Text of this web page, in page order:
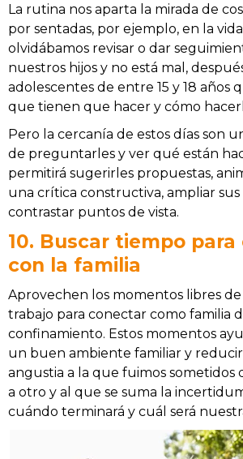
La rutina nos aparta la mirada de
por sentadas, por ejemplo, en la
olvidábamos revisar o dar
nuestros hijos y no está mal,
adolescentes de entre 15 y 18 años
que tienen que hacer y cómo
Pero la cercanía de estos días son
de preguntarles y ver qué están
permitirá sugerirles propuestas,
una crítica constructiva, ampliar sus
contrastar puntos de vista.
10. Buscar tiempo
con la familia
Aprovechen los momentos libres de
trabajo para conectar como familia
confinamiento. Estos momentos
un buen ambiente familiar y
angustia a la que fuimos
a otro y al que se suma la
cuándo terminará y cuál será